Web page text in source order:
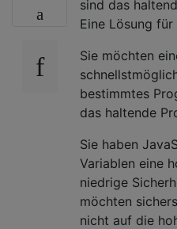
sind das
Eine Lösung
Sie möchten
bestimmtes
das haltende
Sie haben
Variablen eine
niedrige
möchten
nicht auf die